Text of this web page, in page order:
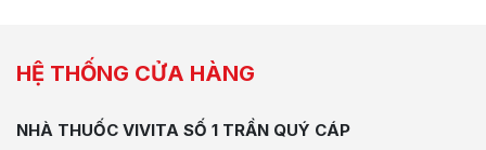
HỆ THỐNG CỬA HÀNG
NHÀ THUỐC VIVITA SỐ 1 TRẦN QUÝ CÁP